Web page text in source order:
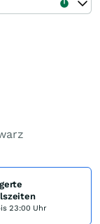
23:00 Uhr